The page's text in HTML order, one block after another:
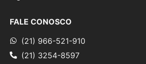
FALE CONOSCO
(21) 966-521-910
(21) 3254-8597